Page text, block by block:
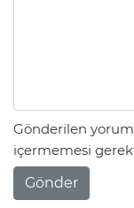
Gönderilen
içermemesi
Gönder